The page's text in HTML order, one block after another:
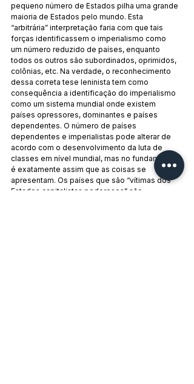
pequeno número de Estados pilha uma grande
maioria de Estados pelo mundo. Esta
“arbitrária” interpretação faria com que tais
forças identificassem o imperialismo como
um número reduzido de países, enquanto
todos os outros são subordinados, oprimidos,
colônias, etc. Na verdade, o reconhecimento
dessa correta tese leninista tem como
consequência a identificação do imperialismo
como um sistema mundial onde existem
países opressores, dominantes e países
dependentes. O número de países
dependentes e imperialistas pode alterar de
acordo com o desenvolvimento da luta de
classes em nível mundial, mas no fundamental
é exatamente assim que as coisas se
apresentam. Os países que são “vítimas dos
Estados capitalistas poderosos” são